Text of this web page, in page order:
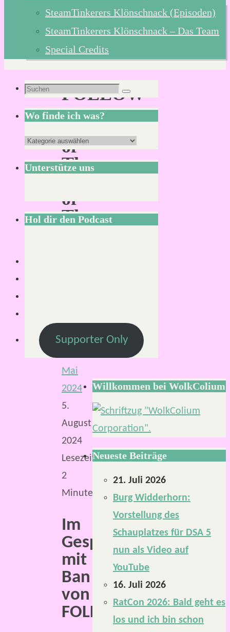
SteamTinkerers Klönschnack (Episoden)
SteamTinkerers Klönschnack – Das Team
Special Credits
FOLLOW
–
Fellowship
of
The
of
The
KLNSCHNCK
Mai
2024
5.
August
2024
Lesezeit:
2
Minuten
Im
Gespräch
mit
Ban
von
FOLLOW.
Suchen
nach:
Suchen
Wo finde ich was?
Wo
finde
ich
Unterstütze uns
Hol dir den Podcast
Supporter Only
Willkommen bei WolkColium
Neueste Beiträge
21. Juli 2026
Burg Widderhorn:
Vorstellung des
Schauplatzes für DSA 5
nun als Video auf
YouTube
16. Juli 2026
RatCon 2026: Bald geht es
los und ich bin schon